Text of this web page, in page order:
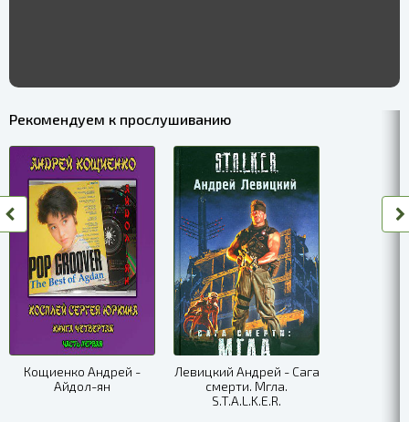
Рекомендуем к прослушиванию
Кощиенко Андрей -
Айдол-ян
Левицкий Андрей - Сага
смерти. Мгла.
S.T.A.L.K.E.R.